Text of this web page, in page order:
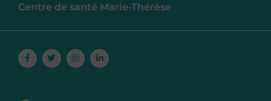
Centre de santé Marie-Thérèse
Facebook-
f
TwitterInstagramLinkedin-
in